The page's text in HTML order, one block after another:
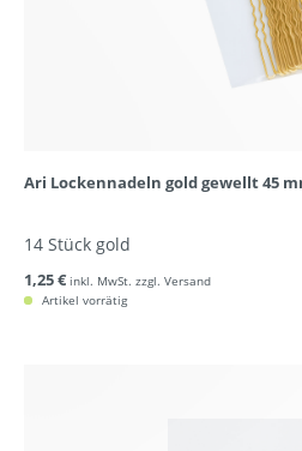
Ari Lockennadeln gold gewellt 45
14 Stück gold
1,25 € inkl. MwSt. zzgl. Versand
Artikel vorrätig